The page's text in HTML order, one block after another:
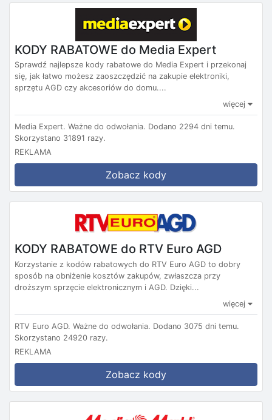
KODY RABATOWE do Media Expert
Sprawdź najlepsze kody rabatowe do Media Expert i przekonaj
się, jak łatwo możesz zaoszczędzić na zakupie elektroniki,
sprzętu AGD czy akcesoriów do domu....
więcej
Media Expert. Ważne do odwołania. Dodano 2294 dni temu.
Skorzystano 31891 razy.
REKLAMA
Zobacz kody
KODY RABATOWE do RTV Euro AGD
Korzystanie z kodów rabatowych do RTV Euro AGD to dobry
sposób na obniżenie kosztów zakupów, zwłaszcza przy
droższym sprzęcie elektronicznym i AGD. Dzięki...
więcej
RTV Euro AGD. Ważne do odwołania. Dodano 3075 dni temu.
Skorzystano 24920 razy.
REKLAMA
Zobacz kody